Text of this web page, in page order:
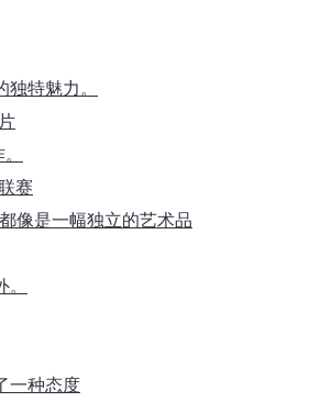
特魅力。
赛
像是一幅独立的艺术品
一种态度